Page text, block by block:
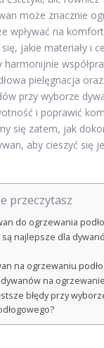
może znacznie
wpływać na
jakie materiały i
harmonijnie
pielęgnacja
przy wyborze
i poprawić
się zatem, jak
aby cieszyć się
przeczytasz
do ogrzewania
są najlepsze dla
na ogrzewaniu
na
błędy przy